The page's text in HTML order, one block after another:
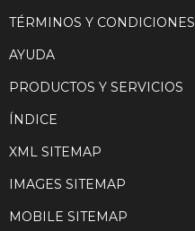
TÉRMINOS Y CONDICIONES
AYUDA
PRODUCTOS Y SERVICIOS
ÍNDICE
XML SITEMAP
IMAGES SITEMAP
MOBILE SITEMAP